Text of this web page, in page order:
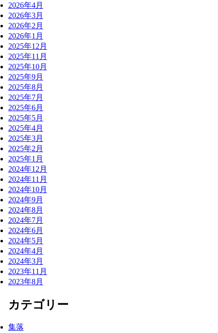
2026年4月
2026年3月
2026年2月
2026年1月
2025年12月
2025年11月
2025年10月
2025年9月
2025年8月
2025年7月
2025年6月
2025年5月
2025年4月
2025年3月
2025年2月
2025年1月
2024年12月
2024年11月
2024年10月
2024年9月
2024年8月
2024年7月
2024年6月
2024年5月
2024年4月
2024年3月
2023年11月
2023年8月
カテゴリー
集落